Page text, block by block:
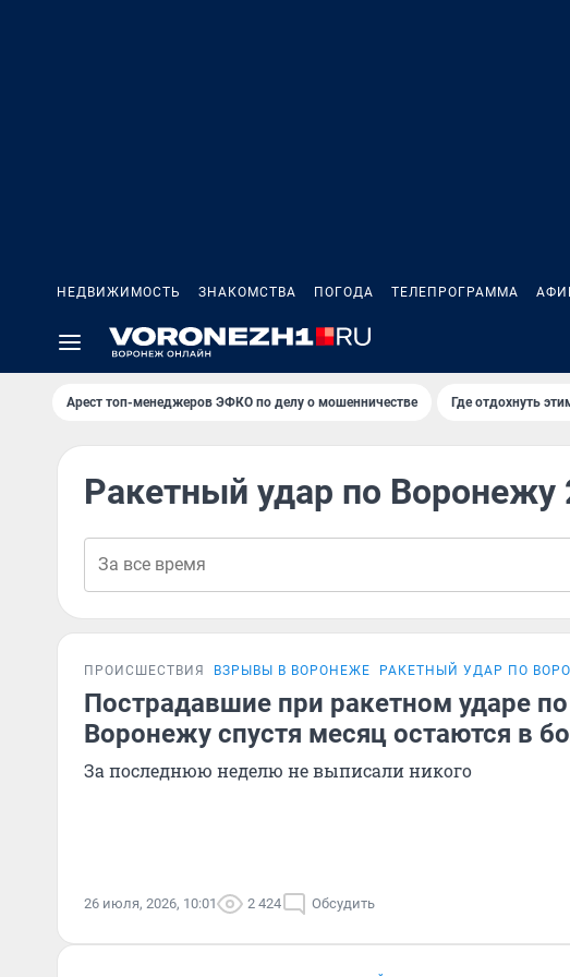
НЕДВИЖИМОСТЬ ЗНАКОМСТВА ПОГОДА ТЕЛЕПРОГРАММА
Арест топ-менеджеров ЭФКО по делу о мошенничестве Где отдохнуть
Ракетный удар по Воронежу
ПРОИСШЕСТВИЯ ВЗРЫВЫ В ВОРОНЕЖЕ РАКЕТНЫЙ УДАР ПО
Пострадавшие при ракетном ударе по
Воронежу спустя месяц остаются в
За последнюю неделю не выписали никого
26 июля, 2026, 10:01 2 424 Обсудить